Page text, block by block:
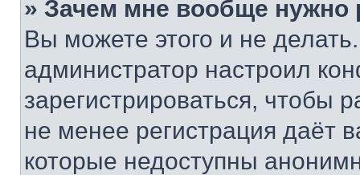
» Зачем мне вообще нужно
Вы можете этого и не
администратор настроил
зарегистрироваться, чтобы
не менее регистрация даёт
которые недоступны